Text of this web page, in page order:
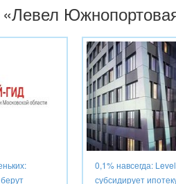
0,1% навсегда:
субсидирует